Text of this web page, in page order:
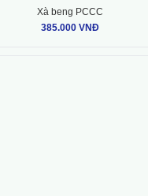
Xà beng PCCC
385.000 VNĐ